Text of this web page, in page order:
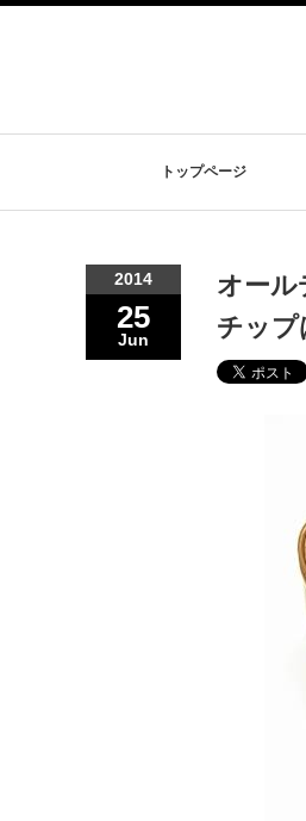
トップページ
2014
25
Jun
オー
チップ